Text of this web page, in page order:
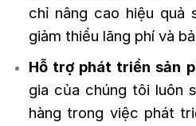
chỉ nâng cao hiệu quả
giảm thiểu lãng phí và
Hỗ trợ phát triển sản
gia của chúng tôi luôn
hàng trong việc phát